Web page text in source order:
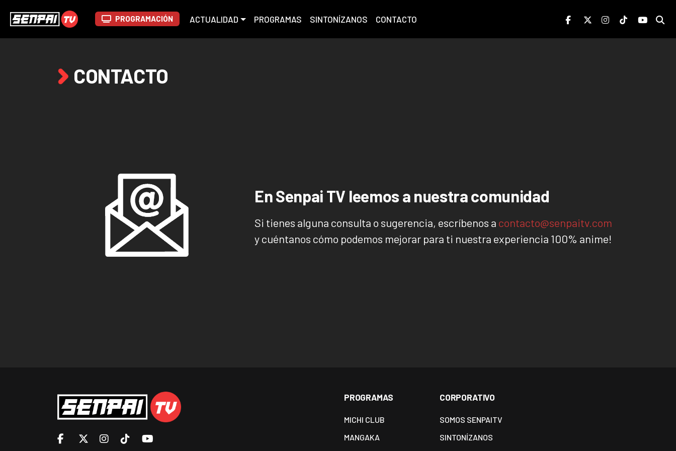
PROGRAMACIÓN ACTUALIDAD PROGRAMAS SINTONÍZANOS CONTACTO
CONTACTO
En Senpai TV leemos a nuestra comunidad
Si tienes alguna consulta o sugerencia, escríbenos a contacto@senpaitv.com
y cuéntanos cómo podemos mejorar para ti nuestra experiencia 100% anime!
PROGRAMAS
MICHI CLUB
MANGAKA
CORPORATIVO
SOMOS SENPAITV
SINTONÍZANOS